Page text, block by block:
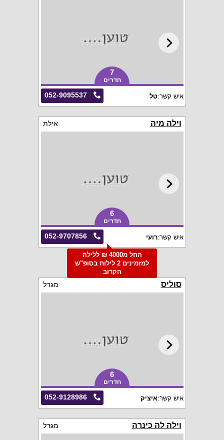
7
חדרים
052-9095537 איש קשר:טל
וילה מיה אילת
6
חדרים
052-9707856 איש קשר:רועי
החל מ4000 ₪ ללילה
למזמינים 2 לילות בסופ"ש
הקרוב
סוליס מגדל
6
חדרים
052-9128986 איש קשר:איציק
וילה לה כינרה מגדל